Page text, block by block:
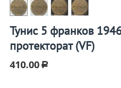
Тунис 5 франков
протекторат (VF)
410.00 Р